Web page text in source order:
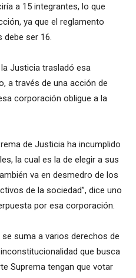
a 15 integrantes, lo que
ya que el reglamento
ser 16.
Justicia trasladó esa
a través de una acción de
corporación obligue a la
de Justicia ha incumplido
la cual es la de elegir a sus
va en desmedro de los
de la sociedad”, dice uno
por esa corporación.
suma a varios derechos de
que busca
Suprema tengan que votar